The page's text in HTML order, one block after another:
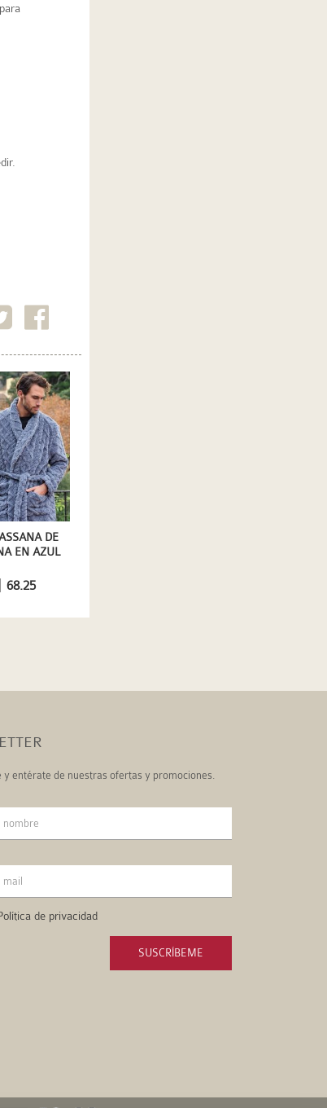
DE
EN AZUL
68.25
y entérate de nuestras ofertas y promociones.
de privacidad
SUSCRÍBEME